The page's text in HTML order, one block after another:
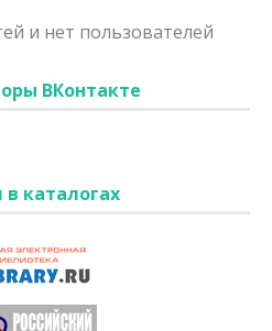
и нет пользователей
ВКонтакте
каталогах